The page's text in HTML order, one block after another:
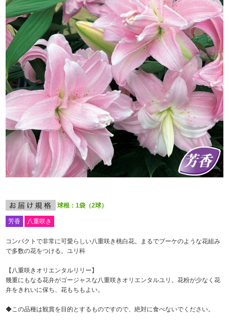
球根：1袋（2球）
芳香 八重咲き
コンパクトで非常に可愛らしい八重咲き桃白花。まるでブーケのような花組み
で多数の花をつける。ユリ科
【八重咲きオリエンタルリリー】
幾重にもなる花弁がゴージャスな八重咲きオリエンタルユリ。花粉が少なく花
弁をきれいに保ち、花もちもよい。
◆この品種は観賞を目的とするものですので、絶対に食べないでください。